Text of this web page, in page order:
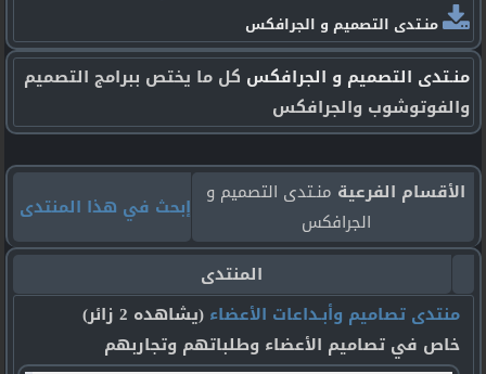
منـتدى التصميم و الجرافكس
منـتدى التصميم و الجرافكس كل ما يختص ببرامج التصميم
والفوتوشوب والجرافكس
الأقسام الفرعية منـتدى التصميم و
الجرافكس
إبحث في هذا المنتدى
المنتدى
منتدى تصاميم وأبـداعات الأعضاء (يشاهده 2 زائر)
خاص في تصاميم الأعضاء وطلباتهم وتجاربهم